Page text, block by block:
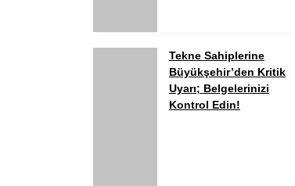
Tekne Sahiplerine
Büyükşehir’den Kritik
Uyarı; Belgelerinizi
Kontrol Edin!